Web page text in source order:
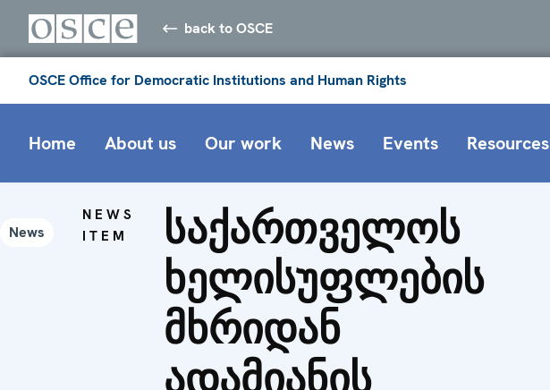
back to OSCE
OSCE Office for Democratic Institutions and Human Rights
Home About us Our work News Events Resources
News
NEWS
ITEM
საქართველოს
ხელისუფლების
მხრიდან
ადამიანის